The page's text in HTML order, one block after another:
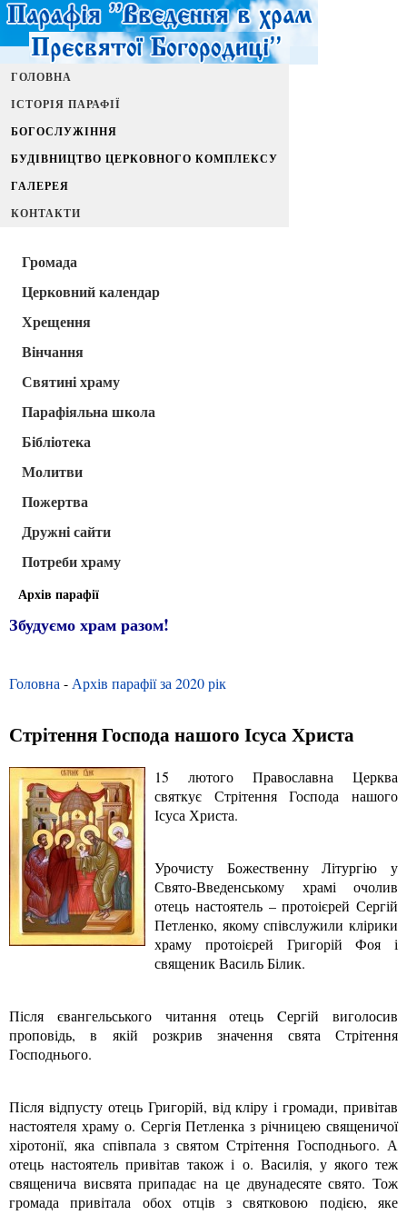
ГОЛОВНА
ІСТОРІЯ ПАРАФІЇ
БОГОСЛУЖІННЯ
БУДІВНИЦТВО ЦЕРКОВНОГО КОМПЛЕКСУ
ГАЛЕРЕЯ
КОНТАКТИ
Громада
Церковний календар
Хрещення
Вінчання
Святині храму
Парафіяльна школа
Бібліотека
Молитви
Пожертва
Дружні сайти
Потреби храму
Архів парафії
Збудуємо храм разом!
Головна - Архів парафії за 2020 рік
Стрітення Господа нашого Ісуса Христа
15 лютого Православна Церква
святкує Стрітення Господа нашого
Ісуса Христа.
Урочисту Божественну Літургію у
Свято-Введенському храмі очолив
отець настоятель – протоієрей Сергій
Петленко, якому співслужили клірики
храму протоієрей Григорій Фоя і
священик Василь Білик.
Після євангельського читання отець Cергій виголосив
проповідь, в якій розкрив значення свята Стрітення
Господнього.
Після відпусту отець Григорій, від кліру і громади, привітав
настоятеля храму о. Сергія Петленка з річницею священичої
хіротонії, яка співпала з святом Стрітення Господнього. А
отець настоятель привітав також і о. Василія, у якого теж
священича висвята припадає на це двунадесяте свято. Тож
громада привітала обох отців з святковою подією, яке